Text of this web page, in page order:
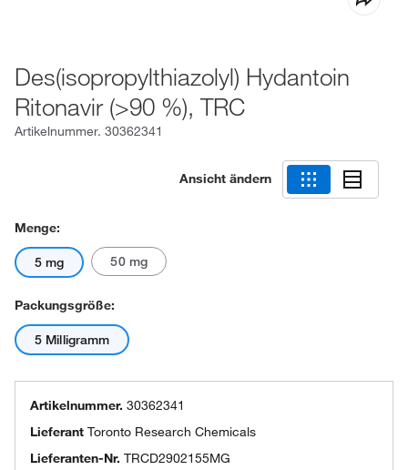
Des(isopropylthiazolyl) Hydantoin
Ritonavir (>90 %), TRC
Artikelnummer. 30362341
Ansicht ändern
Menge:
5 mg 50 mg
Packungsgröße:
5 Milligramm
Artikelnummer. 30362341
Lieferant Toronto Research Chemicals
Lieferanten-Nr. TRCD2902155MG